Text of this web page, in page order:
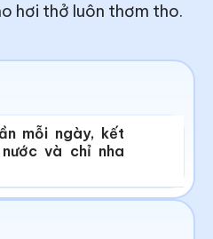
hơi thở luôn thơm tho.
mỗi ngày, kết
và chỉ nha